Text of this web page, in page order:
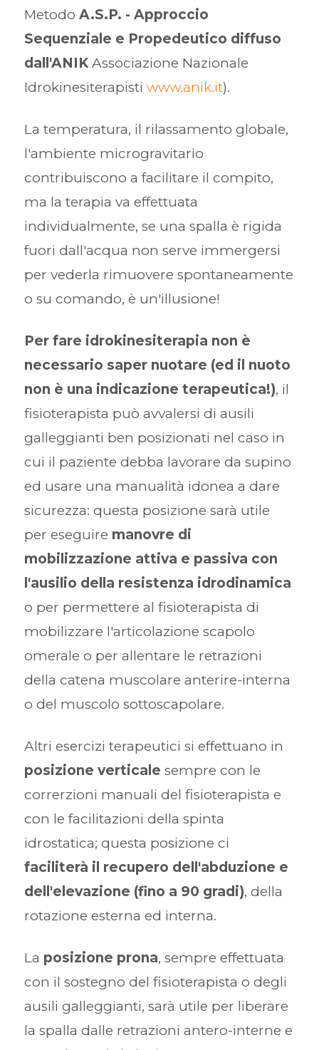
Metodo A.S.P. - Approccio
Sequenziale e Propedeutico diffuso
dall'ANIKAssociazione Nazionale
Idrokinesiterapisti www.anik.it).
La temperatura, il rilassamento globale,
l'ambiente microgravitario
contribuiscono a facilitare il compito,
ma la terapia va effettuata
individualmente, se una spalla è rigida
fuori dall'acqua non serve immergersi
per vederla rimuovere spontaneamente
o su comando, è un'illusione!
Per fare idrokinesiterapia non è
necessario saper nuotare (ed il nuoto
non è una indicazione terapeutica!), il
fisioterapista può avvalersi di ausili
galleggianti ben posizionati nel caso in
cui il paziente debba lavorare da supino
ed usare una manualità idonea a dare
sicurezza: questa posizione sarà utile
per eseguire manovre di
mobilizzazione attiva e passiva con
l'ausilio della resistenza idrodinamica
o per permettere al fisioterapista di
mobilizzare l'articolazione scapolo
omerale o per allentare le retrazioni
della catena muscolare anterire-interna
o del muscolo sottoscapolare.
Altri esercizi terapeutici si effettuano in
posizione verticale sempre con le
correrzioni manuali del fisioterapista e
con le facilitazioni della spinta
idrostatica; questa posizione ci
faciliterà il recupero dell'abduzione e
dell'elevazione (fino a 90 gradi), della
rotazione esterna ed interna.
La posizione prona, sempre effettuata
con il sostegno del fisioterapista o degli
ausili galleggianti, sarà utile per liberare
la spalla dalle retrazioni antero-interne e